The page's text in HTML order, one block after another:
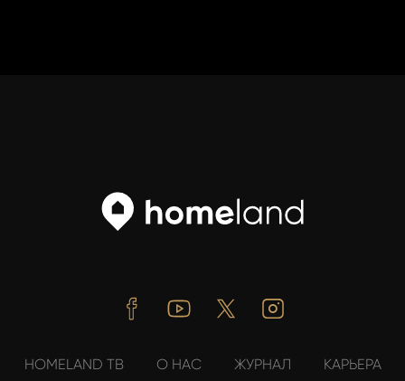
FacebookYoutube Twitter
HOMELAND ТВ О НАС ЖУРНАЛ КАРЬЕРА